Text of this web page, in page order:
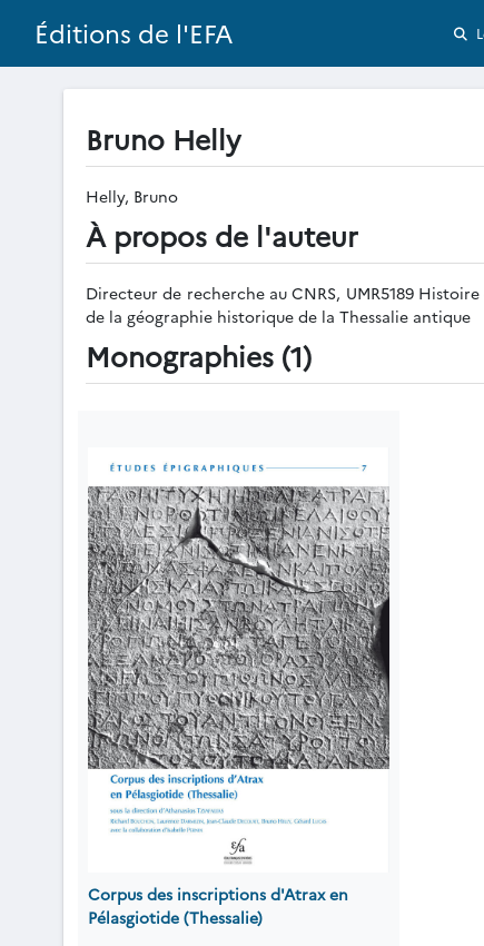
Éditions de l'EFA
Bruno Helly
Helly, Bruno
À propos de l'auteur
Directeur de recherche au CNRS, UMR5189
de la géographie historique de la Thessalie antique
Monographies (1)
Corpus des inscriptions d'Atrax en
Pélasgiotide (Thessalie)